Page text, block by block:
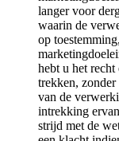
langer voor
waarin de
op
hebt u het
trekken, zonder
van de
intrekking
strijd met de